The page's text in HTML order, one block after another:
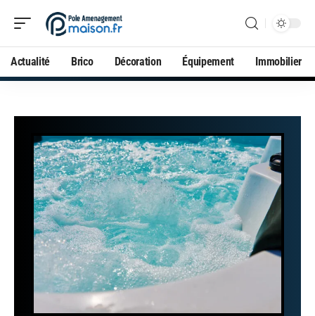
Actualité Brico Décoration Équipement Immobilier